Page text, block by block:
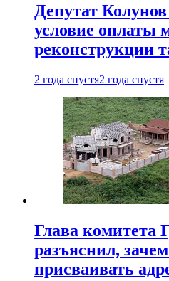
Депутат
условие оплаты
реконструкции
2 года спустя2 года спустя
Глава комитета
разъяснил,
присваивать